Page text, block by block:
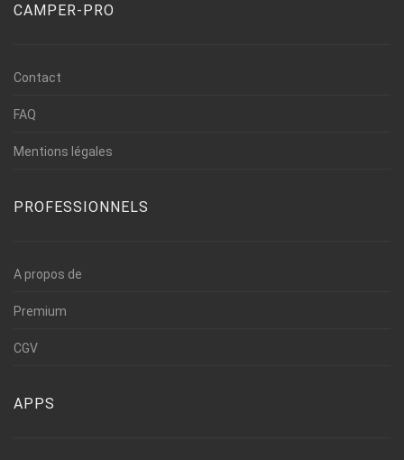
CAMPER-PRO
Contact
FAQ
Mentions légales
PROFESSIONNELS
A propos de
Premium
CGV
APPS